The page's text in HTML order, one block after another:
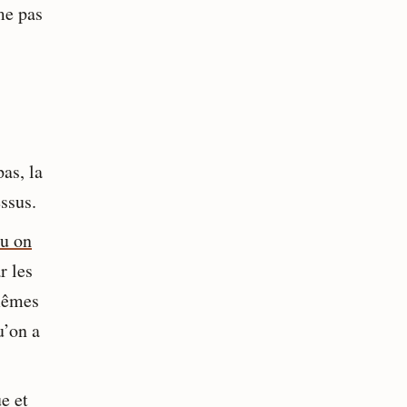
pas
la
on
les
a
et